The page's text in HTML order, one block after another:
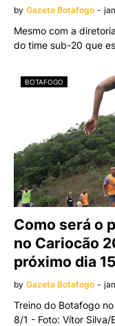
by Gazeta Botafogo -
Mesmo com a
do time sub-20 que
BOTAFOGO
Como será o
no Cariocão
próximo dia
by Gazeta Botafogo -
Treino do Botafogo
8/1 - Foto: Vítor